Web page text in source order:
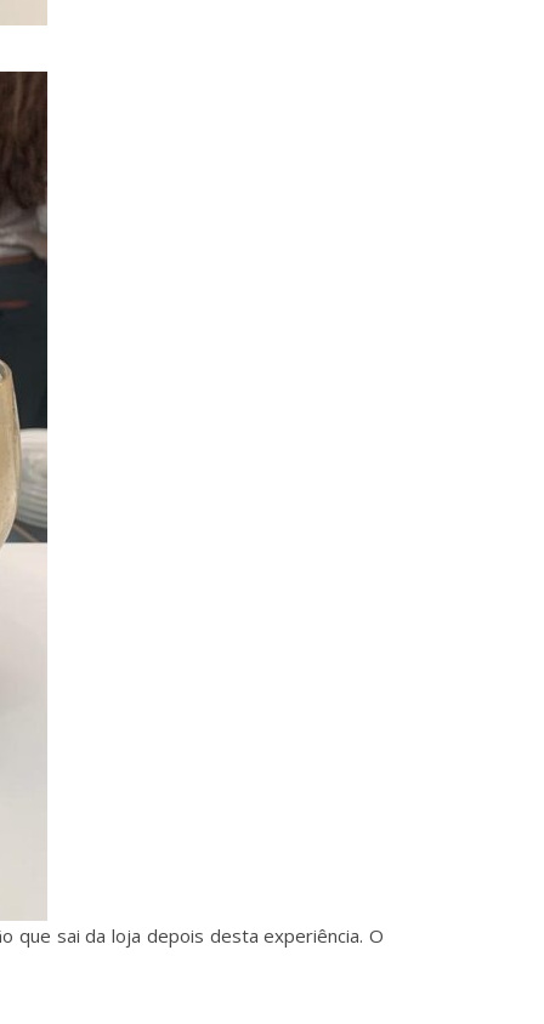
que sai da loja depois desta experiência. O